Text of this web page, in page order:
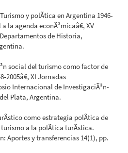
y polÃ­tica en Argentina 1946-
la agenda econÃ³micaâ€, XV
de Historia,
social del turismo como factor de
2005â€, XI Jornadas
Internacional de InvestigaciÃ³n-
Plata, Argentina.
como estrategia polÃ­tica de
a la polÃ­tica turÃ­stica.
Aportes y transferencias 14(1), pp.